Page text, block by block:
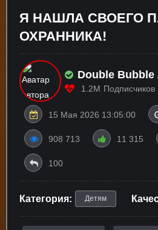
Я НАШЛА СВОЕГО
ОХРАННИКА!
Double
1.2M Подписчиков
15 Мая 2026 13:05:00
908 713 11 315
100
Категория: Детям